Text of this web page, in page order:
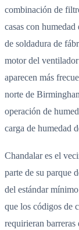
combinación de
casas con
de soldadura de
motor del
aparecen más
norte de
operación de
carga de humedad
Chandalar es el
parte de su parque
del estándar
que los códigos de
requirieran barreras